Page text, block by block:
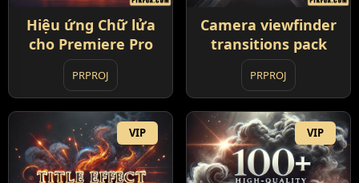
Hiệu ứng Chữ lửa
cho Premiere Pro
PRPROJ
Camera viewfinder
transitions pack
PRPROJ
VIP VIP